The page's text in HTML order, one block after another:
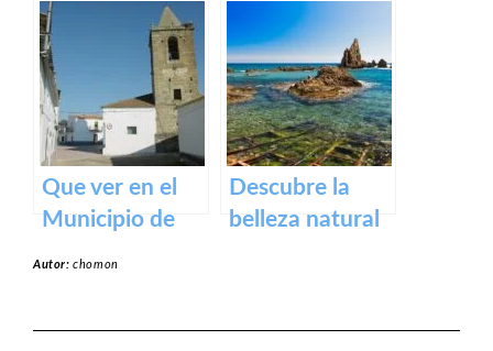
del Valle del
Jerte – Turismo
y actividades al
aire libre
Rena en
Badajoz
Que ver en el
Municipio de
Descubre la
belleza natural
Autor:chomon